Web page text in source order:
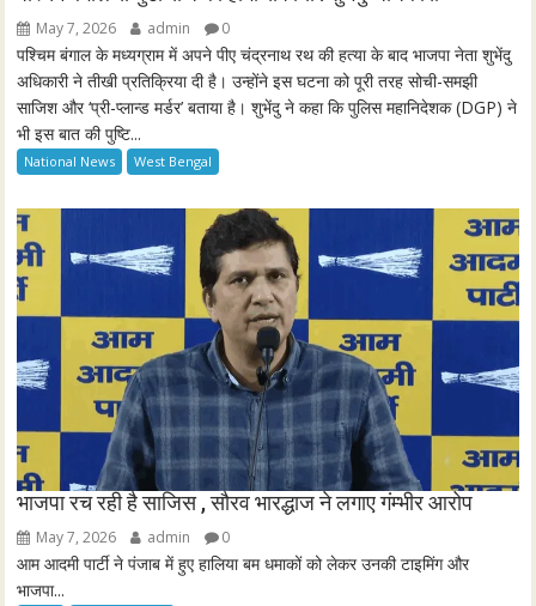
s
l
s
e
n
May 7, 2026 admin 0
पश्चिम बंगाल के मध्यग्राम में अपने पीए चंद्रनाथ रथ की हत्या के बाद भाजपा नेता शुभेंदु
अधिकारी ने तीखी प्रतिक्रिया दी है। उन्होंने इस घटना को पूरी तरह सोची-समझी
साजिश और ‘प्री-प्लान्ड मर्डर’ बताया है। शुभेंदु ने कहा कि पुलिस महानिदेशक (DGP) ने
भी इस बात की पुष्टि...
National News West Bengal
भाजपा रच रही है साजिस , सौरव भारद्धाज ने लगाए गंम्भीर आरोप
May 7, 2026 admin 0
आम आदमी पार्टी ने पंजाब में हुए हालिया बम धमाकों को लेकर उनकी टाइमिंग और
भाजपा...